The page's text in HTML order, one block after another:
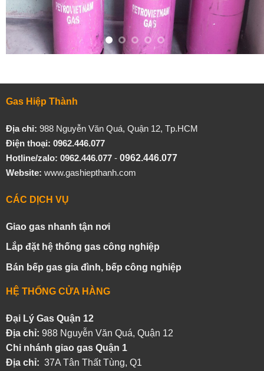
Gas Hiệp Thành
Địa chỉ: 988 Nguyễn Văn Quá, Quận 12, Tp.HCM
Điện thoại: 0962.446.077
Hotline/zalo: 0962.446.077- 0962.446.077
Website: www.gashiepthanh.com
CÁC DỊCH VỤ
Giao gas nhanh tận nơi
Lắp đặt hệ thống gas công nghiệp
Bán bếp gas gia đình, bếp công nghiệp
HỆ THỐNG CỬA HÀNG
Đại Lý Gas Quận 12
Địa chỉ: 988 Nguyễn Văn Quá, Quận 12
Chi nhánh giao gas Quận 1
Địa chỉ: 37A Tân Thất Tùng, Q1